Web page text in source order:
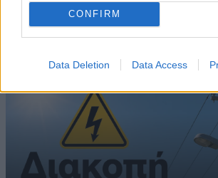
CONFIRM
Data Deletion Data Access
Κρήτη ζητά… τιμή για να
τι καταγγέλλει ο ιδιοκτήτης